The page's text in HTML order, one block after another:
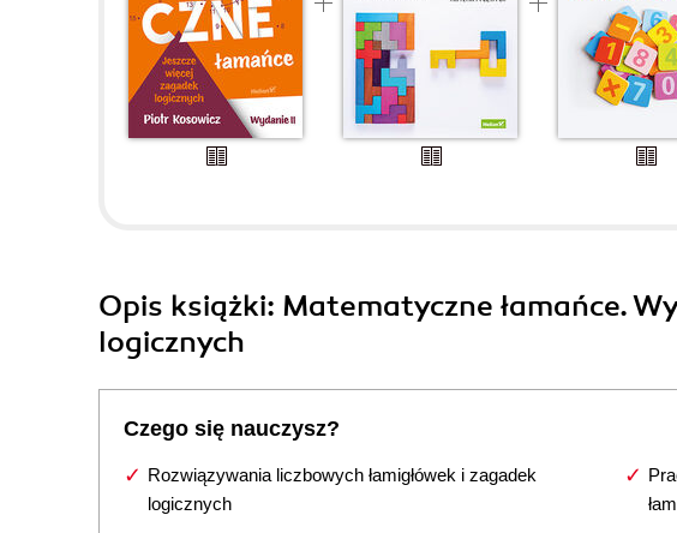
Opis książki: Matematyczne łamańce.
logicznych
Czego się nauczysz?
Rozwiązywania liczbowych łamigłówek i zagadek
logicznych